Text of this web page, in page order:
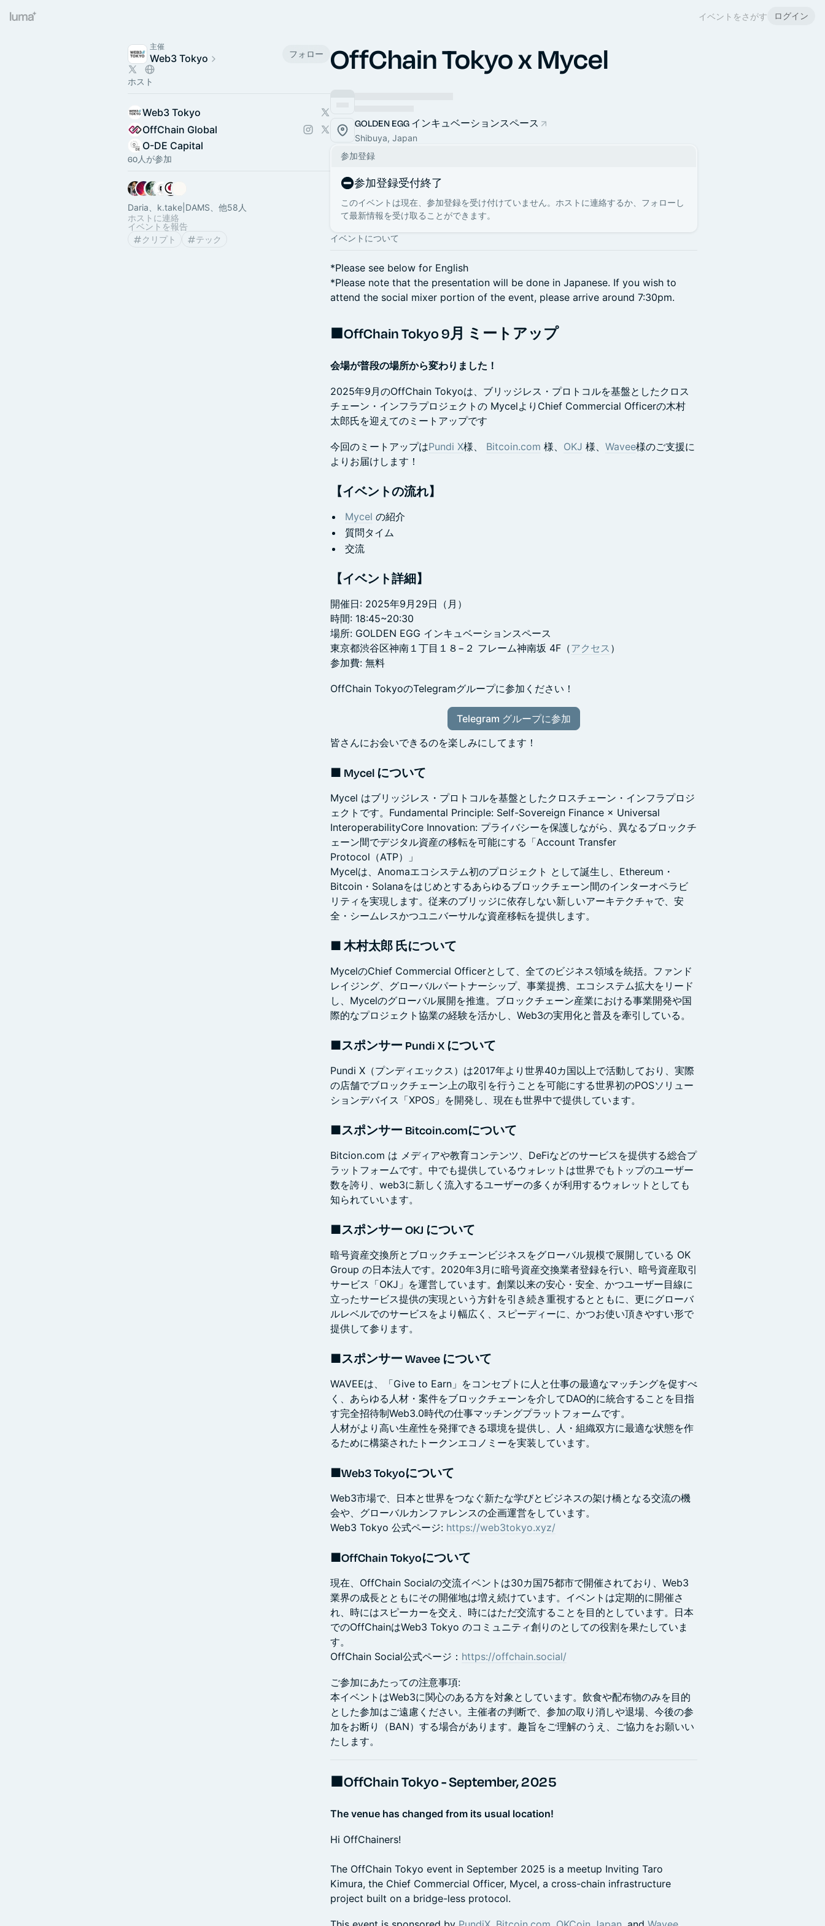
イベントをさがす ログイン
主催
Web3 Tokyo フォロー
ホスト
Web3 Tokyo
OffChain Global
O-DE Capital
60人が参加
Daria、k.take|DAMS、他58人
ホストに連絡
イベントを報告
クリプト
テック
OffChain Tokyo x Mycel
GOLDEN EGG インキュベーションスペース
Shibuya, Japan
参加登録
参加登録受付終了
このイベントは現在、参加登録を受け付けていません。ホストに連絡するか、フォローし
て最新情報を受け取ることができます。
イベントについて
*Please see below for English
*Please note that the presentation will be done in Japanese. If you wish to
attend the social mixer portion of the event, please arrive around 7:30pm.
■OffChain Tokyo 9月 ミートアップ
会場が普段の場所から変わりました！
2025年9月のOffChain Tokyoは、ブリッジレス・プロトコルを基盤としたクロス
チェーン・インフラプロジェクトの MycelよりChief Commercial Officerの木村
太郎氏を迎えてのミートアップです
今回のミートアップはPundi X様、 Bitcoin.com 様、 OKJ 様、 Wavee様のご支援に
よりお届けします！
【イベントの流れ】
Mycel の紹介
質問タイム
交流
【イベント詳細】
開催日: 2025年9月29日（月）
時間: 18:45~20:30
場所: GOLDEN EGG インキュベーションスペース
東京都渋谷区神南１丁目１８−２ フレーム神南坂 4F（アクセス ）
参加費: 無料
OffChain TokyoのTelegramグループに参加ください！
Telegram グループに参加
皆さんにお会いできるのを楽しみにしてます！
■ Mycel について
Mycel はブリッジレス・プロトコルを基盤としたクロスチェーン・インフラプロジ
ェクトです。Fundamental Principle: Self-Sovereign Finance × Universal
InteroperabilityCore Innovation: プライバシーを保護しながら、異なるブロックチ
ェーン間でデジタル資産の移転を可能にする「Account Transfer
Protocol（ATP）」
Mycelは、Anomaエコシステム初のプロジェクト として誕生し、Ethereum・
Bitcoin・Solanaをはじめとするあらゆるブロックチェーン間のインターオペラビ
リティを実現します。従来のブリッジに依存しない新しいアーキテクチャで、安
全・シームレスかつユニバーサルな資産移転を提供します。
■ 木村太郎 氏について
MycelのChief Commercial Officerとして、全てのビジネス領域を統括。ファンド
レイジング、グローバルパートナーシップ、事業提携、エコシステム拡大をリード
し、Mycelのグローバル展開を推進。ブロックチェーン産業における事業開発や国
際的なプロジェクト協業の経験を活かし、Web3の実用化と普及を牽引している。
■スポンサー Pundi X について
Pundi X（プンディエックス）は2017年より世界40カ国以上で活動しており、実際
の店舗でブロックチェーン上の取引を行うことを可能にする世界初のPOSソリュー
ションデバイス「XPOS」を開発し、現在も世界中で提供しています。
■スポンサー Bitcoin.comについて
Bitcion.com は メディアや教育コンテンツ、DeFiなどのサービスを提供する総合プ
ラットフォームです。中でも提供しているウォレットは世界でもトップのユーザー
数を誇り、web3に新しく流入するユーザーの多くが利用するウォレットとしても
知られていいます。
■スポンサー OKJ について
暗号資産交換所とブロックチェーンビジネスをグローバル規模で展開している OK
Group の日本法人です。2020年3月に暗号資産交換業者登録を行い、暗号資産取引
サービス「OKJ」を運営しています。創業以来の安心・安全、かつユーザー目線に
立ったサービス提供の実現という方針を引き続き重視するとともに、更にグローバ
ルレベルでのサービスをより幅広く、スピーディーに、かつお使い頂きやすい形で
提供して参ります。
■スポンサー Wavee について
WAVEEは、「Give to Earn」をコンセプトに人と仕事の最適なマッチングを促すべ
く、あらゆる人材・案件をブロックチェーンを介してDAO的に統合することを目指
す完全招待制Web3.0時代の仕事マッチングプラットフォームです。
人材がより高い生産性を発揮できる環境を提供し、人・組織双方に最適な状態を作
るために構築されたトークンエコノミーを実装しています。
■Web3 Tokyoについて
Web3市場で、日本と世界をつなぐ新たな学びとビジネスの架け橋となる交流の機
会や、グローバルカンファレンスの企画運営をしています。
Web3 Tokyo 公式ページ: https://web3tokyo.xyz/
■OffChain Tokyoについて
現在、OffChain Socialの交流イベントは30カ国75都市で開催されており、Web3
業界の成長とともにその開催地は増え続けています。イベントは定期的に開催さ
れ、時にはスピーカーを交え、時にはただ交流することを目的としています。日本
でのOffChainはWeb3 Tokyo のコミュニティ創りのとしての役割を果たしていま
す。
OffChain Social公式ページ： https://offchain.social/
ご参加にあたっての注意事項:
本イベントはWeb3に関心のある方を対象としています。飲食や配布物のみを目的
とした参加はご遠慮ください。主催者の判断で、参加の取り消しや退場、今後の参
加をお断り（BAN）する場合があります。趣旨をご理解のうえ、ご協力をお願いい
たします。
■OffChain Tokyo - September, 2025
The venue has changed from its usual location!
Hi OffChainers!
The OffChain Tokyo event in September 2025 is a meetup Inviting Taro
Kimura, the Chief Commercial Officer, Mycel, a cross-chain infrastructure
project built on a bridge-less protocol.